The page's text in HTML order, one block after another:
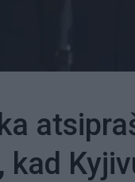
kad